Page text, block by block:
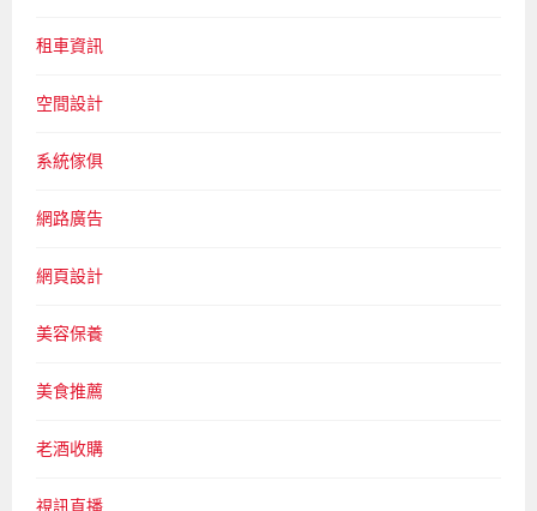
租車資訊
空間設計
系統傢俱
網路廣告
網頁設計
美容保養
美食推薦
老酒收購
視訊直播